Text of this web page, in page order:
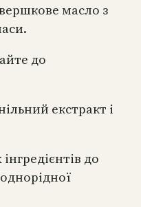
масло з
до
екстракт і
до